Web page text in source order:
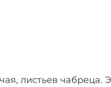
листьев чабреца.